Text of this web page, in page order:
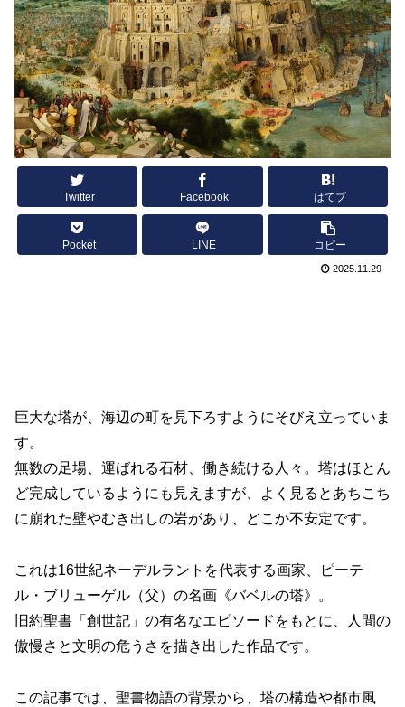
Twitter Facebook はてブ
Pocket LINE コピー
2025.11.29
巨大な塔が、海辺の町を見下ろすようにそびえ立っていま
す。
無数の足場、運ばれる石材、働き続ける人々。塔はほとん
ど完成しているようにも見えますが、よく見るとあちこち
に崩れた壁やむき出しの岩があり、どこか不安定です。
これは16世紀ネーデルラントを代表する画家、ピーテ
ル・ブリューゲル（父）の名画《バベルの塔》。
旧約聖書「創世記」の有名なエピソードをもとに、人間の
傲慢さと文明の危うさを描き出した作品です。
この記事では、聖書物語の背景から、塔の構造や都市風